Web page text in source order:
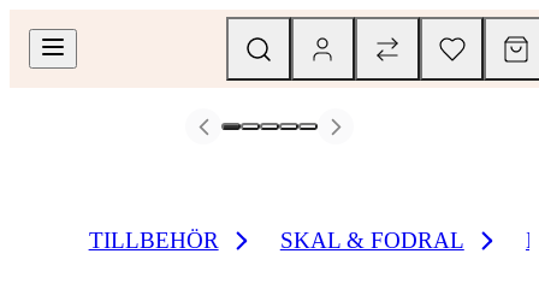
TILLBEHÖR SKAL & FODRAL